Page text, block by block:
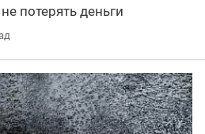
потерять деньги